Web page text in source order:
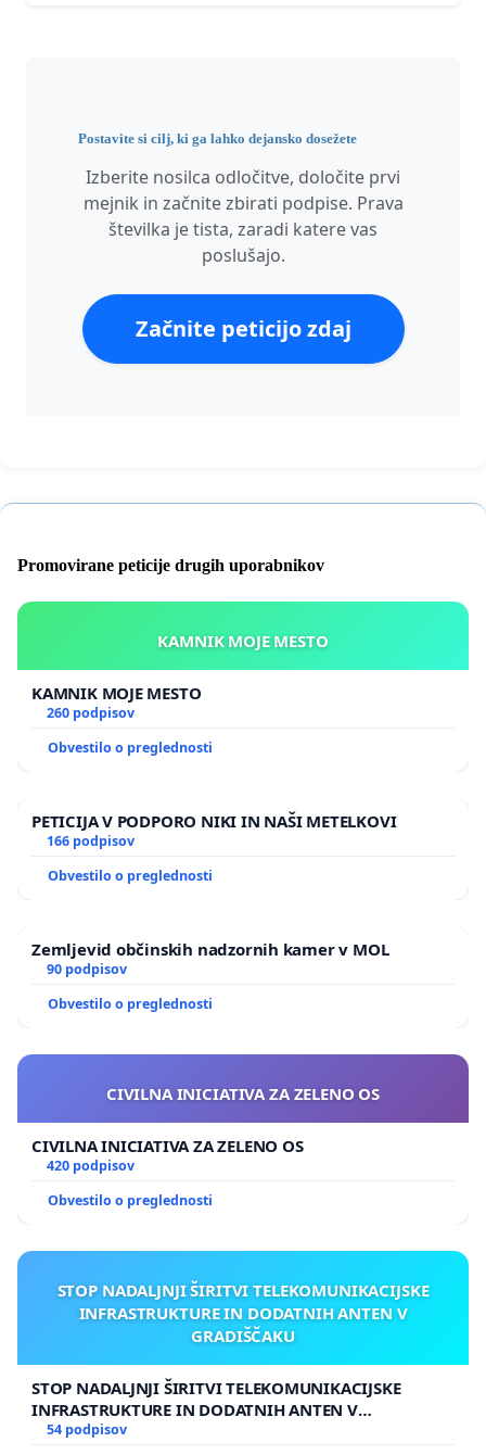
Postavite si cilj, ki ga lahko dejansko dosežete
Izberite nosilca odločitve, določite prvi
mejnik in začnite zbirati podpise. Prava
številka je tista, zaradi katere vas
poslušajo.
Začnite peticijo zdaj
Promovirane peticije drugih uporabnikov
KAMNIK MOJE MESTO
KAMNIK MOJE MESTO
260 podpisov
Obvestilo o preglednosti
PETICIJA V PODPORO NIKI IN NAŠI METELKOVI
166 podpisov
Obvestilo o preglednosti
Zemljevid občinskih nadzornih kamer v MOL
90 podpisov
Obvestilo o preglednosti
CIVILNA INICIATIVA ZA ZELENO OS
CIVILNA INICIATIVA ZA ZELENO OS
420 podpisov
Obvestilo o preglednosti
STOP NADALJNJI ŠIRITVI TELEKOMUNIKACIJSKE
INFRASTRUKTURE IN DODATNIH ANTEN V
GRADIŠČAKU
STOP NADALJNJI ŠIRITVI TELEKOMUNIKACIJSKE
INFRASTRUKTURE IN DODATNIH ANTEN V
GRADIŠČAKU
54 podpisov